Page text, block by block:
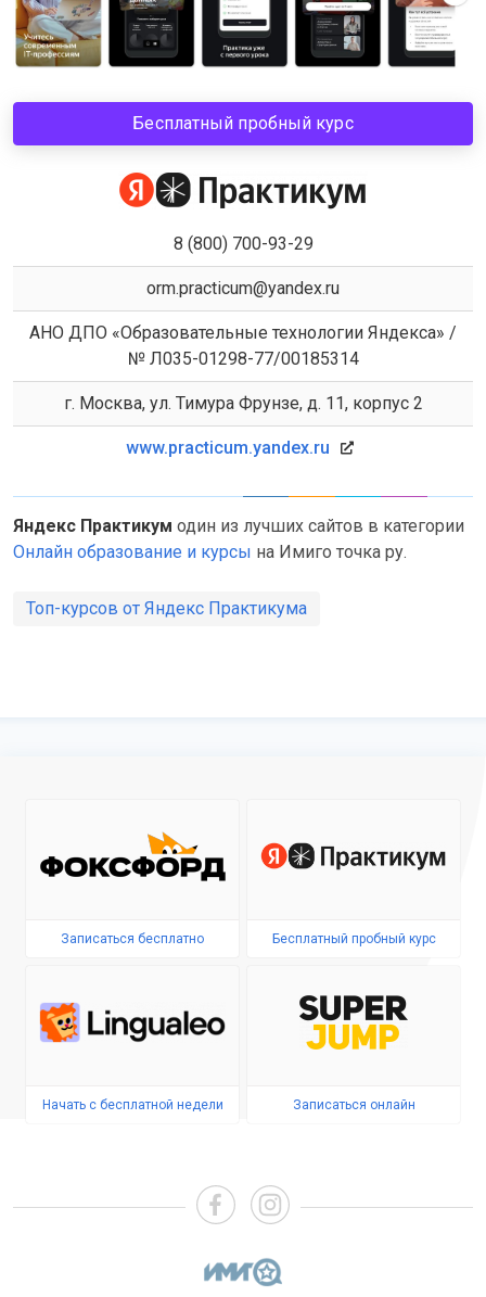
Бесплатный пробный курс
8 (800) 700-93-29
orm.practicum@yandex.ru
АНО ДПО «Образовательные технологии Яндекса» /
№ Л035-01298-77/00185314
г. Москва, ул. Тимура Фрунзе, д. 11, корпус 2
www.practicum.yandex.ru
Яндекс Практикум один из лучших сайтов в категории
Онлайн образование и курсы на Имиго точка ру.
Топ-курсов от Яндекс Практикума
Записаться бесплатно Бесплатный пробный курс
Начать с бесплатной недели Записаться онлайн